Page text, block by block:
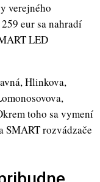
verejného
eur sa nahradí
LED
Hlinkova,
toho sa vymení
SMART rozvádzače